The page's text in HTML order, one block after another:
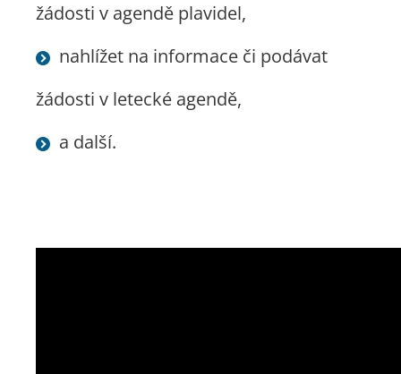
žádosti v agendě plavidel,
nahlížet na informace či podávat
žádosti v letecké agendě,
a další.